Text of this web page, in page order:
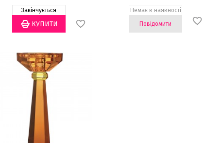
Закінчується
Немає в наявності
Повідомити